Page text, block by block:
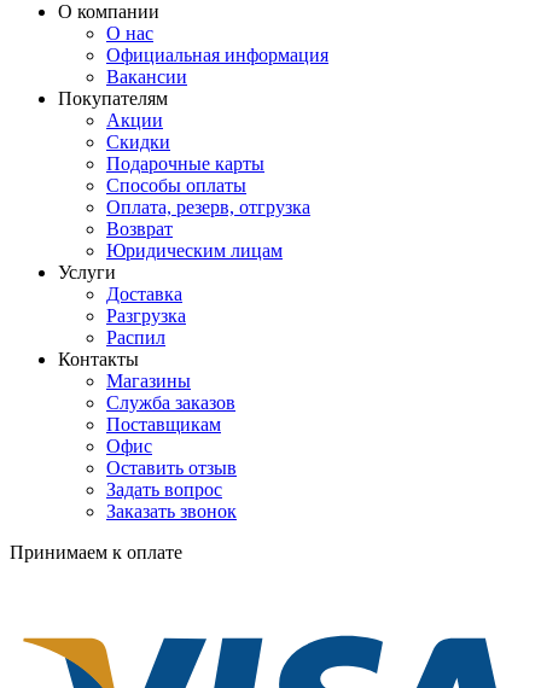
О компании
О нас
Официальная информация
Вакансии
Покупателям
Акции
Скидки
Подарочные карты
Способы оплаты
Оплата, резерв, отгрузка
Возврат
Юридическим лицам
Услуги
Доставка
Разгрузка
Распил
Контакты
Магазины
Служба заказов
Поставщикам
Офис
Оставить отзыв
Задать вопрос
Заказать звонок
Принимаем к оплате